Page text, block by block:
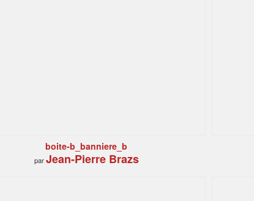
boite-b_banniere_b
parJean-Pierre Brazs